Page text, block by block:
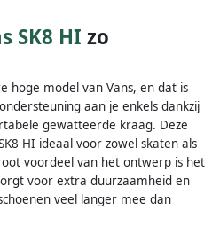
SK8 HI zo
hoge model van Vans, en dat is
aan je enkels dankzij
gewatteerde kraag. Deze
HI ideaal voor zowel skaten als
voordeel van het ontwerp is het
voor extra duurzaamheid en
veel langer mee dan